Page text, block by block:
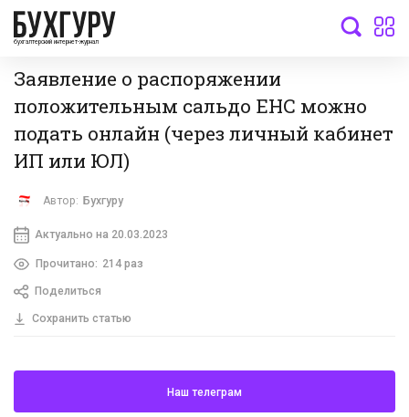
бухгалтерский интернет-журнал
Заявление о распоряжении
положительным сальдо ЕНС можно
подать онлайн (через личный кабинет
ИП или ЮЛ)
Автор: Бухгуру
Актуально на 20.03.2023
Прочитано: 214 раз
Поделиться
Сохранить статью
Наш телеграм